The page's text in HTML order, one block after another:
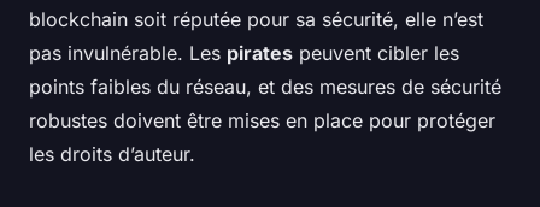
blockchain soit réputée pour sa sécurité, elle n’est
pas invulnérable. Les pirates peuvent cibler les
points faibles du réseau, et des mesures de sécurité
robustes doivent être mises en place pour protéger
les droits d’auteur.